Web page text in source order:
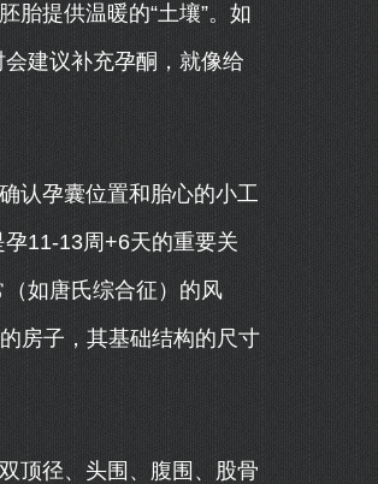
胎提供温暖的“土壤”。如
建议补充孕酮，就像给
认孕囊位置和胎心的小工
11-13周+6天的重要关
如唐氏综合征）的风
房子，其基础结构的尺寸
顶径、头围、腹围、股骨